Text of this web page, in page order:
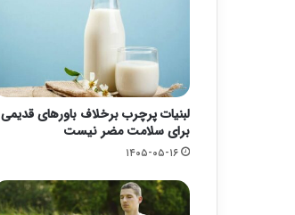
لبنیات پرچرب برخلاف باورهای قدیمی
برای سلامت مضر نیست
۱۴۰۵-۰۵-۱۶